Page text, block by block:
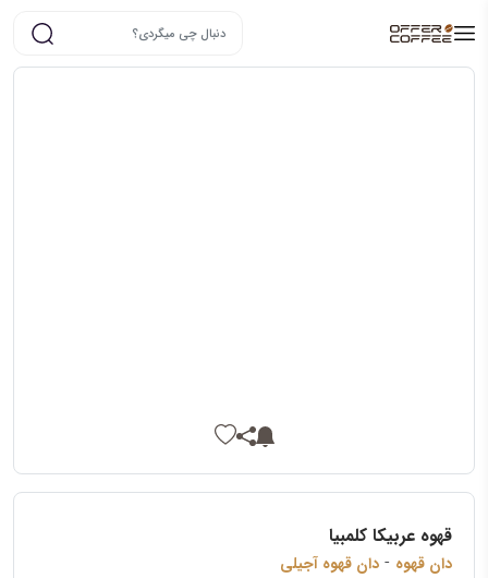
قهوه عربیکا کلمبیا
دان قهوه - دان قهوه آجیلی